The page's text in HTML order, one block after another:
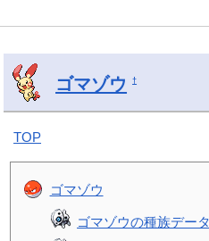
ゴマゾウ †
TOP
ゴマゾウ
ゴマゾウの種族データ